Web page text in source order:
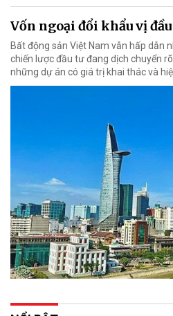
Vốn ngoại đổi khẩu vị
Bất động sản Việt Nam vẫn hấp dẫn
chiến lược đầu tư đang dịch chuyển
những dự án có giá trị khai thác và